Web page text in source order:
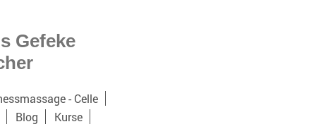
Gefeke
- Celle
Blog
Kurse